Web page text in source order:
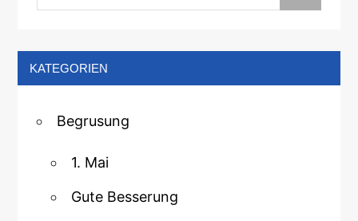
KATEGORIEN
Begrusung
1. Mai
Gute Besserung